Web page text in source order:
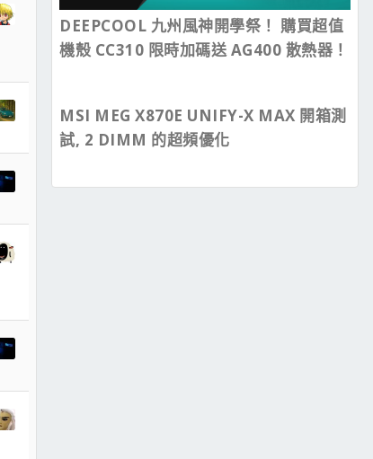
DEEPCOOL 九州風神開學祭！ 購買超值
機殼 CC310 限時加碼送 AG400 散熱器！
MSI MEG X870E UNIFY-X MAX 開箱測
試, 2 DIMM 的超頻優化